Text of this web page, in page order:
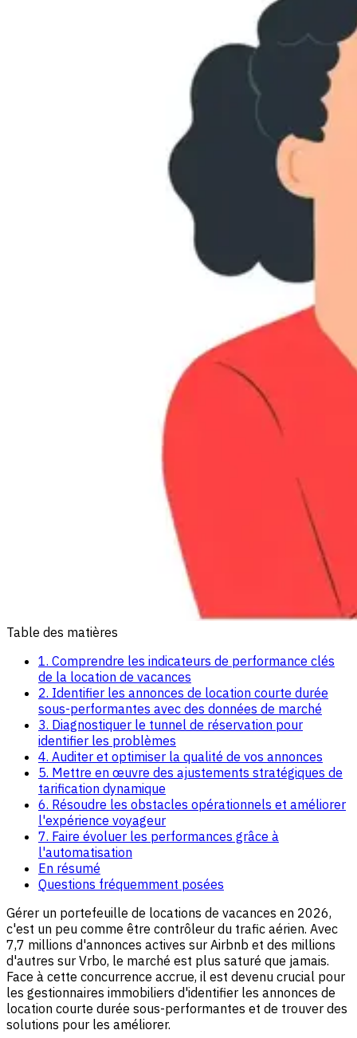
Table des matières
1. Comprendre les indicateurs de performance clés
de la location de vacances
2. Identifier les annonces de location courte durée
sous-performantes avec des données de marché
3. Diagnostiquer le tunnel de réservation pour
identifier les problèmes
4. Auditer et optimiser la qualité de vos annonces
5. Mettre en œuvre des ajustements stratégiques de
tarification dynamique
6. Résoudre les obstacles opérationnels et améliorer
l'expérience voyageur
7. Faire évoluer les performances grâce à
l'automatisation
En résumé
Questions fréquemment posées
Gérer un portefeuille de locations de vacances en 2026,
c'est un peu comme être contrôleur du trafic aérien. Avec
7,7 millions d'annonces actives sur Airbnb et des millions
d'autres sur Vrbo, le marché est plus saturé que jamais.
Face à cette concurrence accrue, il est devenu crucial pour
les gestionnaires immobiliers d'identifier les annonces de
location courte durée sous-performantes et de trouver des
solutions pour les améliorer.